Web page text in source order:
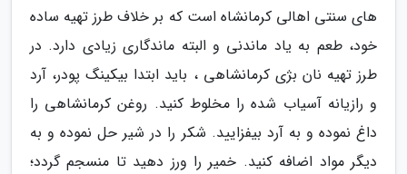
های سنتی اهالی کرمانشاه است که بر خلاف طرز تهیه ساده
خود، طعم به یاد ماندنی و البته ماندگاری زیادی دارد. در
طرز تهیه نان بژی کرمانشاهی ، باید ابتدا بیکینگ پودر، آرد
و رازیانه آسیاب شده را مخلوط کنید. روغن کرمانشاهی را
داغ نموده و به آرد بیفزایید. شکر را در شیر حل نموده و به
دیگر مواد اضافه کنید. خمیر را ورز دهید تا منسجم گردد؛